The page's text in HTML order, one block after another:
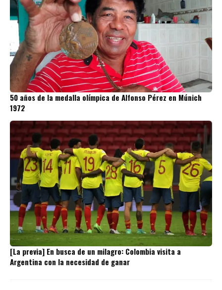
50 años de la medalla olímpica de Alfonso Pérez en Múnich
1972
[La previa] En busca de un milagro: Colombia visita a
Argentina con la necesidad de ganar